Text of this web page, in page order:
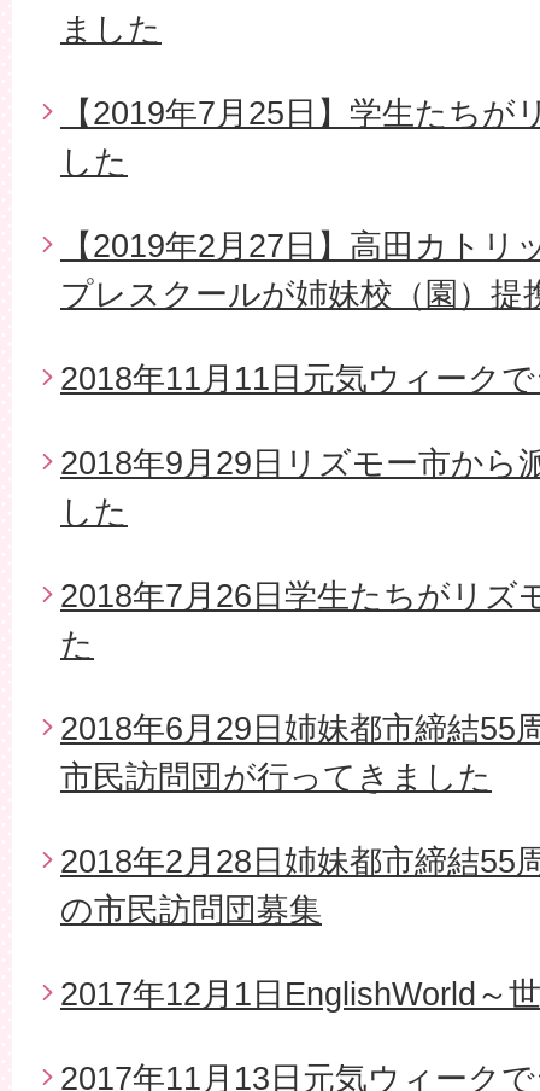
ました
【2019年7月25日】学生たち
した
【2019年2月27日】高田カト
プレスクールが姉妹校（園）提
2018年11月11日元気ウィーク
2018年9月29日リズモー市から
した
2018年7月26日学生たちがリズ
た
2018年6月29日姉妹都市締結55
市民訪問団が行ってきました
2018年2月28日姉妹都市締結55
の市民訪問団募集
2017年12月1日EnglishWorld～
2017年11月13日元気ウィーク